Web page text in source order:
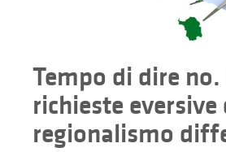
Tempo di dire
richieste eversive
regionalismo